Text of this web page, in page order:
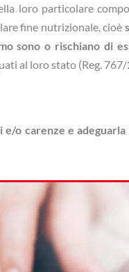
loro particolare
fine nutrizionale, cioè
sono o ri­schiano di
al loro stato (Reg.
o carenze e adeguarla